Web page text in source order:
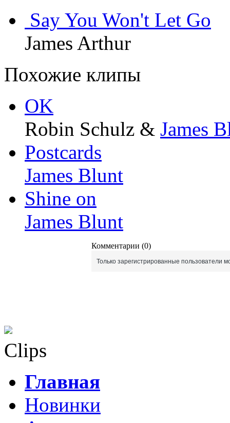
Say You Won't Let Go
James Arthur
Похожие клипы
OK
Robin Schulz & James
Postcards
James Blunt
Shine on
James Blunt
Комментарии (0)
Только зарегистрированные пользователи
Clips
Главная
Новинки